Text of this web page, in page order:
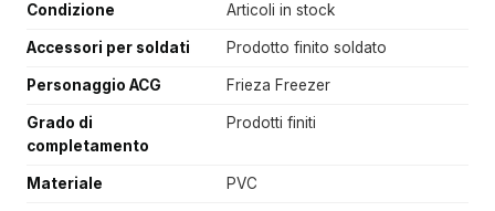
Condizione Articoli in stock
Accessori per soldati Prodotto finito soldato
Personaggio ACG Frieza Freezer
Grado di
completamento
Prodotti finiti
Materiale PVC